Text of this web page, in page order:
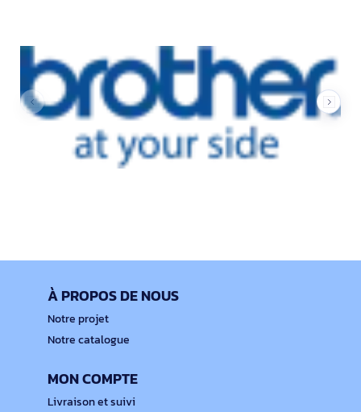
À PROPOS DE NOUS
Notre projet
Notre catalogue
MON COMPTE
Livraison et suivi